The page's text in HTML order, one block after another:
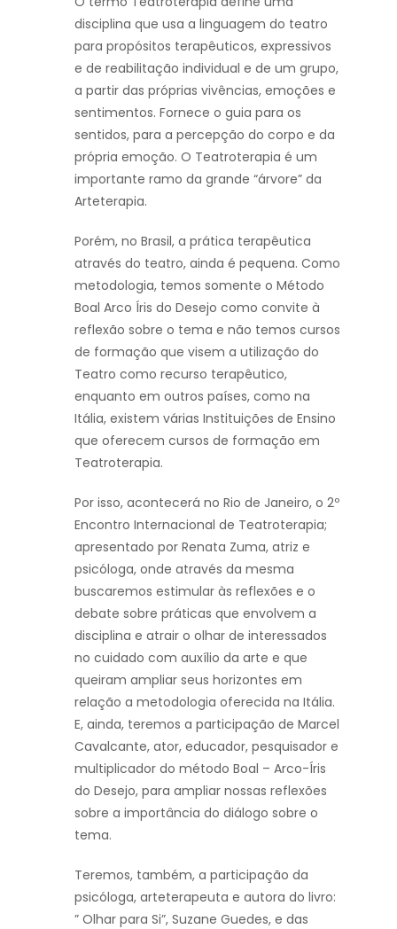
disciplina que usa a linguagem do teatro
para propósitos terapêuticos, expressivos
e de reabilitação individual e de um grupo,
a partir das próprias vivências, emoções e
sentimentos. Fornece o guia para os
sentidos, para a percepção do corpo e da
própria emoção. O Teatroterapia é um
importante ramo da grande “árvore” da
Arteterapia.
Porém, no Brasil, a prática terapêutica
através do teatro, ainda é pequena. Como
metodologia, temos somente o Método
Boal Arco Íris do Desejo como convite à
reflexão sobre o tema e não temos cursos
de formação que visem a utilização do
Teatro como recurso terapêutico,
enquanto em outros países, como na
Itália, existem várias Instituições de Ensino
que oferecem cursos de formação em
Teatroterapia.
Por isso, acontecerá no Rio de Janeiro, o 2º
Encontro Internacional de Teatroterapia;
apresentado por Renata Zuma, atriz e
psicóloga, onde através da mesma
buscaremos estimular às reflexões e o
debate sobre práticas que envolvem a
disciplina e atrair o olhar de interessados
no cuidado com auxílio da arte e que
queiram ampliar seus horizontes em
relação a metodologia oferecida na Itália.
E, ainda, teremos a participação de Marcel
Cavalcante, ator, educador, pesquisador e
multiplicador do método Boal – Arco-Íris
do Desejo, para ampliar nossas reflexões
sobre a importância do diálogo sobre o
tema.
Teremos, também, a participação da
psicóloga, arteterapeuta e autora do livro:
” Olhar para Si”, Suzane Guedes, e das